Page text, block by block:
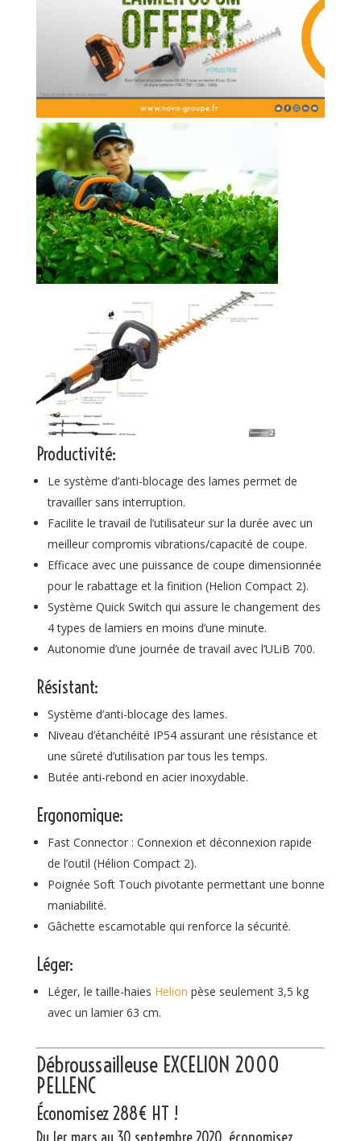
Productivité:
Le système d’anti-blocage des lames permet de
travailler sans interruption.
Facilite le travail de l’utilisateur sur la durée avec un
meilleur compromis vibrations/capacité de coupe.
Efficace avec une puissance de coupe dimensionnée
pour le rabattage et la finition (Helion Compact 2).
Système Quick Switch qui assure le changement des
4 types de lamiers en moins d’une minute.
Autonomie d’une journée de travail avec l’ULiB 700.
Résistant:
Système d’anti-blocage des lames.
Niveau d’étanchéité IP54 assurant une résistance et
une sûreté d’utilisation par tous les temps.
Butée anti-rebond en acier inoxydable.
Ergonomique:
Fast Connector : Connexion et déconnexion rapide
de l’outil (Hélion Compact 2).
Poignée Soft Touch pivotante permettant une bonne
maniabilité.
Gâchette escamotable qui renforce la sécurité.
Léger:
Léger, le taille-haies Helion pèse seulement 3,5 kg
avec un lamier 63 cm.
Débroussailleuse EXCELION 2000
PELLENC
Économisez 288€ HT !